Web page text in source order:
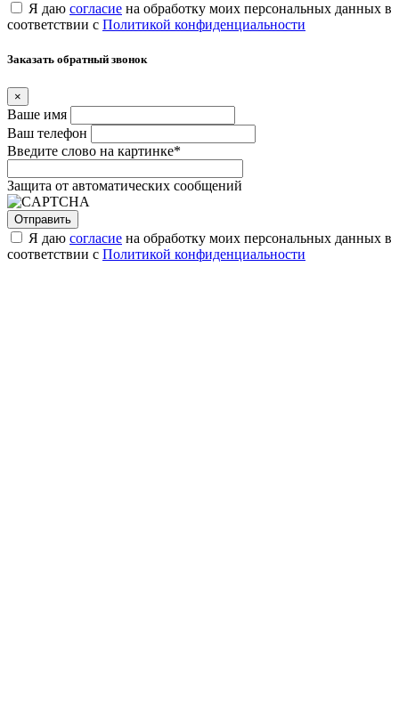
Я даю согласие на обработку моих персональных данных в
соответствии с Политикой конфиденциальности
Заказать обратный звонок
×
Ваше имя
Ваш телефон
Введите слово на картинке*
Защита от автоматических сообщений
Я даю согласие на обработку моих персональных данных в
соответствии с Политикой конфиденциальности